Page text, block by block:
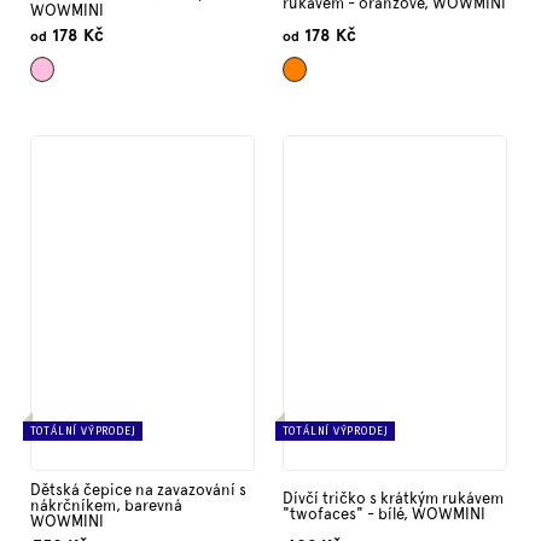
WOWMINI
od 178 Kč
Světle
od 178 Kč
Oranžová
TOTÁLNÍ VÝPRODEJ
Dětská čepice na zavazování s
nákrčníkem, barevná
WOWMINI
TOTÁLNÍ VÝPRODEJ
Dívčí tričko s krátkým rukávem
"twofaces" - bílé, WOWMINI